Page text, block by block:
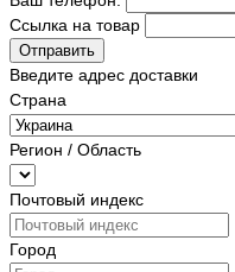
Ссылка на товар
Отправить
Введите адрес доставки
Страна
Регион / Область
Почтовый индекс
Город